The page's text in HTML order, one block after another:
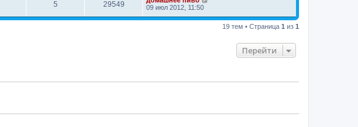
5 29549
09 июл 2012, 11:50
19 тем • Страница 1 из 1
Перейти